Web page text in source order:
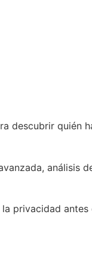
descubrir quién
análisis
privacidad